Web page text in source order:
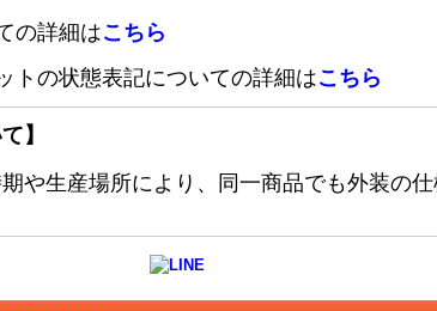
の詳細はこちら
トの状態表記についての詳細はこちら
】
や生産場所により、同一商品でも外装の